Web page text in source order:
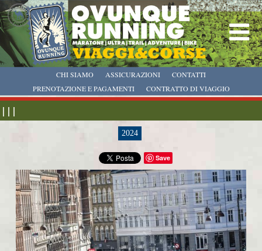
CHI SIAMO
PRENOTAZIONE E PAGAMENTI
CONTRATTO DI VIAGGIO
ASSICURAZIONI CONTATTI
| | |
2024
Save